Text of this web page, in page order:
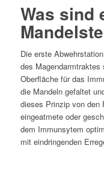
Was sind
Die erste
des Magendarmtraktes
Oberfläche für das
die Mandeln gefaltet
dieses Prinzip von den
eingeatmete oder
dem Immunsytem
mit eindringenden